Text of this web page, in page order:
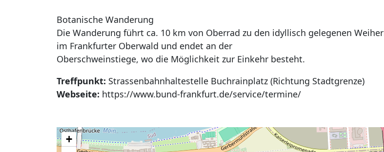
Botanische Wanderung
Die Wanderung führt ca. 10 km von Oberrad zu den idyllisch gelegenen
im Frankfurter Oberwald und endet an der
Oberschweinstiege, wo die Möglichkeit zur Einkehr besteht.
Treffpunkt: Strassenbahnhaltestelle Buchrainplatz (Richtung Stadtgrenze)
Webseite: https://www.bund-frankfurt.de/service/termine/
+